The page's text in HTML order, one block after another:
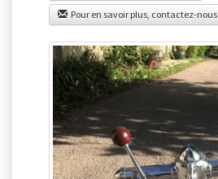
Pour en savoir plus, contactez-nous